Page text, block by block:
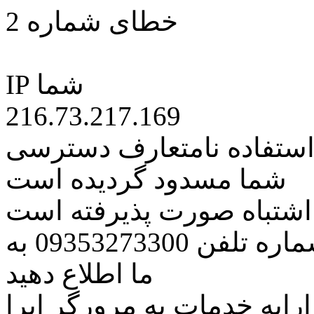
خطای شماره 2
IP شما
216.73.217.169
نامتعارف دسترسی
شما مسدود گردیده است
اشتباه صورت پذیرفته است
مراتب این مسئله را از طریق شماره تلفن 09353273300 به
ما اطلاع دهید
خدمات به مرورگر اپرا